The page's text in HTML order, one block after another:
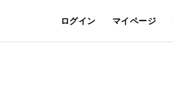
ログイン マイページ